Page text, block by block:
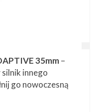
35mm–
innego
go nowoczesną